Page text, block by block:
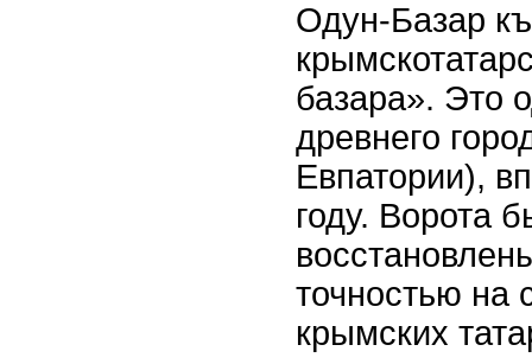
Одун-Базар
базара». Это
древнего
Евпатории),
году. Ворота
точностью на
крымских